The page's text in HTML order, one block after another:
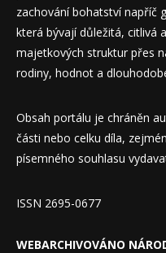
zachování bohatství napříč
která bývají důležitá, citlivá
majetkových struktur přes
rodiny, hodnot a
Obsah portálu je chráněn
části nebo celku díla,
písemného souhlasu
ISSN 2695-0677
WEBARCHIVOVÁNO